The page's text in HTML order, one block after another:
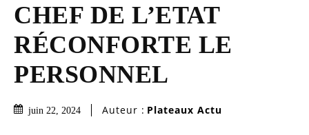
CHEF DE L’ETAT
RÉCONFORTE LE
PERSONNEL
juin 22, 2024 Auteur : Plateaux Actu